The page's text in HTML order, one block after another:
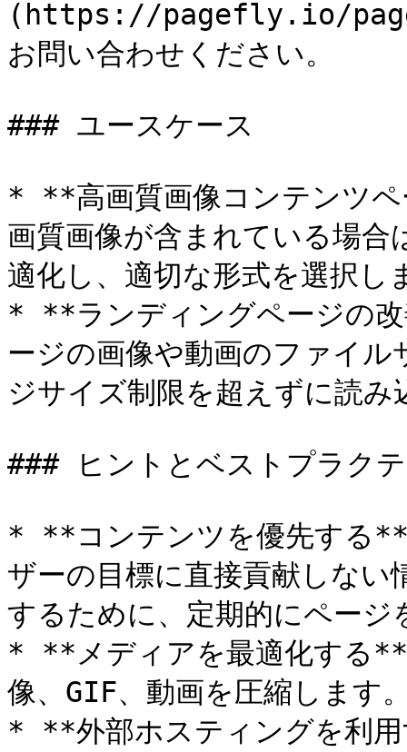
(https://pagefly.io/
お問い合わせください。
### ユースケース
* **高画質画像コンテンツ
画質画像が含まれている場
適化し、適切な形式を選択し
* **ランディングページの
ージの画像や動画のファイ
ジサイズ制限を超えずに読
### ヒントとベストプラク
* **コンテンツを優先する
ザーの目標に直接貢献しな
するために、定期的にページ
* **メディアを最適化する
像、GIF、動画を圧縮します
* **外部ホスティングを利